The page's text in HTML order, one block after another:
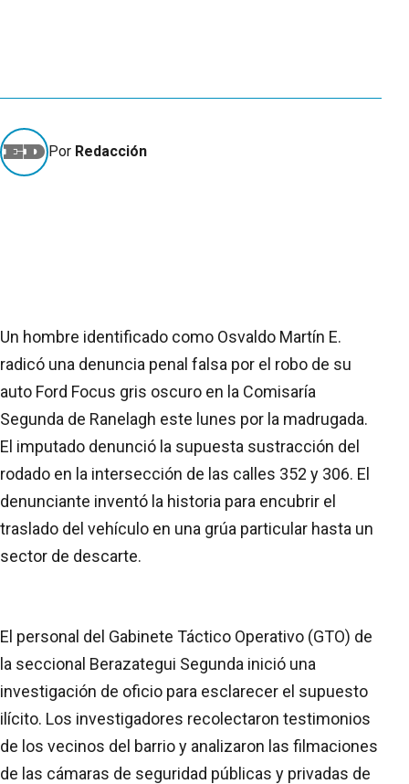
Por Redacción
Un hombre identificado como Osvaldo Martín E.
radicó una denuncia penal falsa por el robo de su
auto Ford Focus gris oscuro en la Comisaría
Segunda de Ranelagh este lunes por la madrugada.
El imputado denunció la supuesta sustracción del
rodado en la intersección de las calles 352 y 306. El
denunciante inventó la historia para encubrir el
traslado del vehículo en una grúa particular hasta un
sector de descarte.
El personal del Gabinete Táctico Operativo (GTO) de
la seccional Berazategui Segunda inició una
investigación de oficio para esclarecer el supuesto
ilícito. Los investigadores recolectaron testimonios
de los vecinos del barrio y analizaron las filmaciones
de las cámaras de seguridad públicas y privadas de